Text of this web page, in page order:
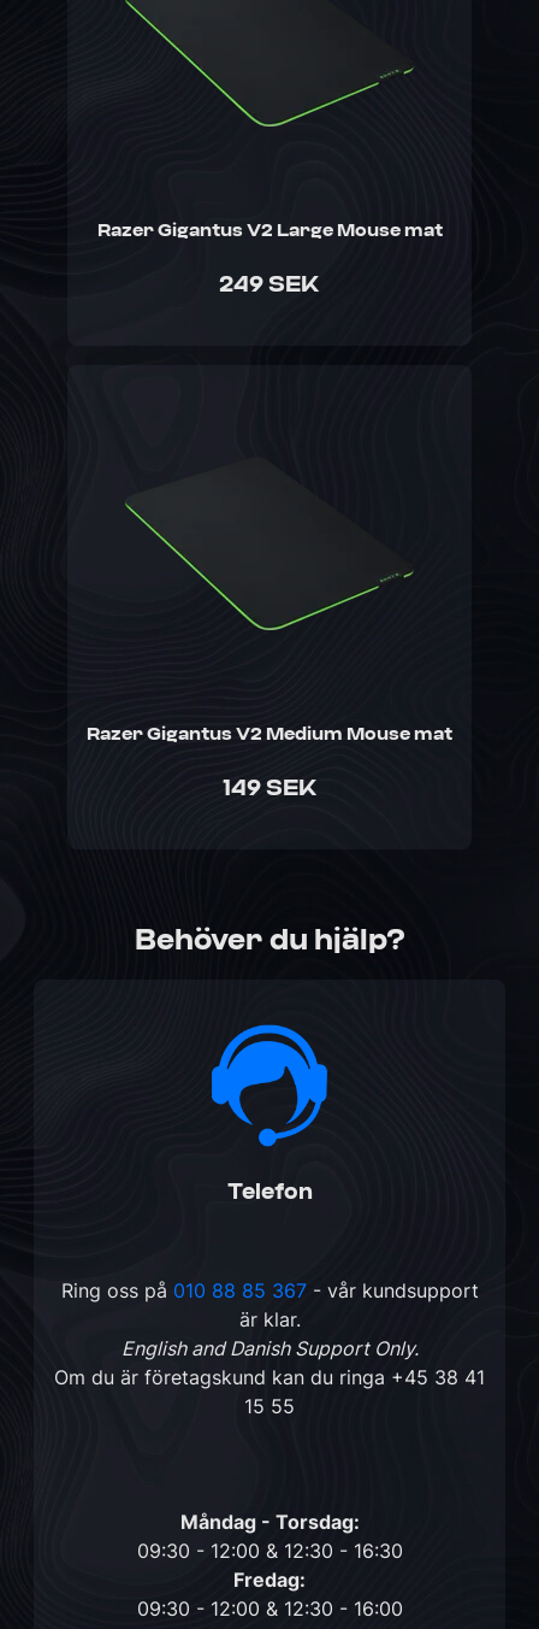
Razer Gigantus V2 Large Mouse mat
249 SEK
Razer Gigantus V2 Medium Mouse mat
149 SEK
Behöver du hjälp?
Telefon
Ring oss på 010 88 85 367- vår kundsupport
är klar.
English and Danish Support Only.
Om du är företagskund kan du ringa +45 38 41
15 55
Måndag - Torsdag:
09:30 - 12:00 & 12:30 - 16:30
Fredag:
09:30 - 12:00 & 12:30 - 16:00